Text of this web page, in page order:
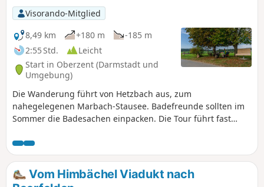
Visorando-Mitglied
8,49 km
+180 m
-185 m
2:55 Std.
Leicht
Start in Oberzent (Darmstadt und
Umgebung)
Die Wanderung führt von Hetzbach aus, zum
nahegelegenen Marbach-Stausee. Badefreunde sollten im
Sommer die Badesachen einpacken. Die Tour führt fast
durch den Wald, hinauf auf eine der typischen freien
Höhenlagen des Odenwalds. Am Wendepunkt wartet ein
schöner Rastplatz mit Aussicht und einem
"Zwitscherkasten" auf die Wanderer. Zurück geht es durch
Vom Himbächel Viadukt nach